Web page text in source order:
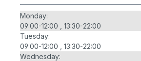
Monday:
09:00-12:00
13:30-22:00
Tuesday:
09:00-12:00
13:30-22:00
Wednesday: